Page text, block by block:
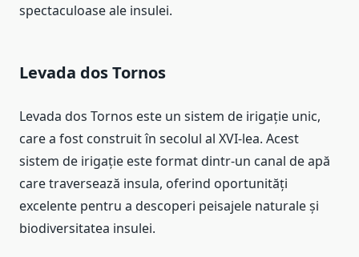
spectaculoase ale insulei.
Levada dos Tornos
Levada dos Tornos este un sistem de irigație unic,
care a fost construit în secolul al XVI-lea. Acest
sistem de irigație este format dintr-un canal de apă
care traversează insula, oferind oportunități
excelente pentru a descoperi peisajele naturale și
biodiversitatea insulei.